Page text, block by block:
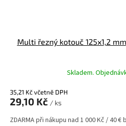
Multi řezný kotouč 125x1,2
Skladem.
35,21 Kč včetně DPH
29,10 Kč / ks
ZDARMA při nákupu nad 1 000 Kč / 40 €